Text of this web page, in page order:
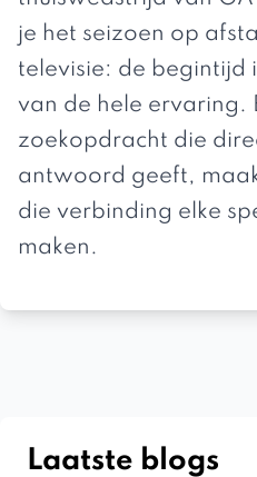
je het seizoen op
televisie: de begintijd
van de hele ervaring.
zoekopdracht die
antwoord geeft,
die verbinding elke
maken.
Laatste blogs